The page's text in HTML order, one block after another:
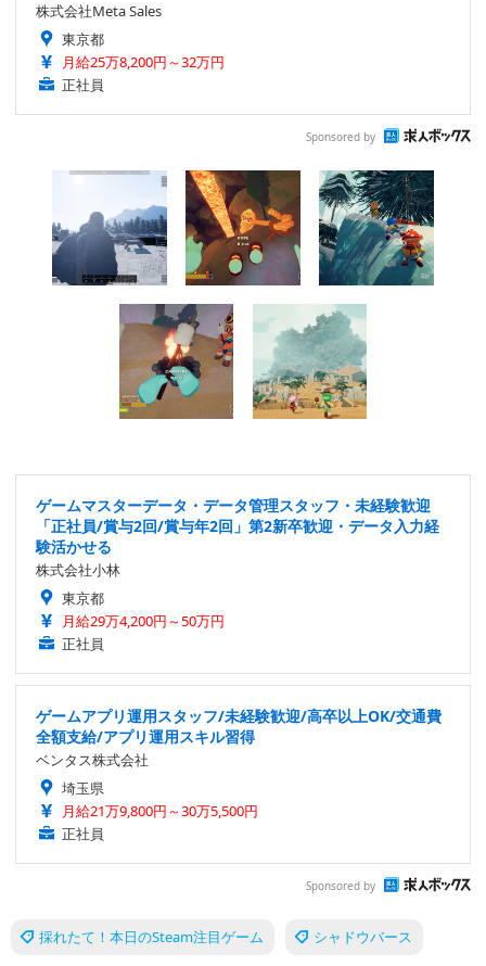
株式会社Meta Sales
東京都
月給25万8,200円～32万円
正社員
Sponsored by
ゲームマスターデータ・データ管理スタッフ・未経験歓迎
「正社員/賞与2回/賞与年2回」第2新卒歓迎・データ入力経
験活かせる
株式会社小林
東京都
月給29万4,200円～50万円
正社員
ゲームアプリ運用スタッフ/未経験歓迎/高卒以上OK/交通費
全額支給/アプリ運用スキル習得
ベンタス株式会社
埼玉県
月給21万9,800円～30万5,500円
正社員
Sponsored by
採れたて！本日のSteam注目ゲーム シャドウバース